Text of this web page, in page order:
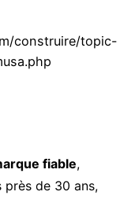
construire/topic-
fiable,
près de 30 ans,